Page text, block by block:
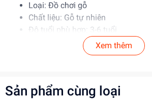
Loại: Đồ chơi gỗ
Chất liệu: Gỗ tự nhiên
Độ tuổi phù hợp: 3-6 tuổi
Hướng Dẫn Sử Dụng
Hướng dẫn bé cách chơi đúng cách
Xem thêm
Sản phẩm cùng loại